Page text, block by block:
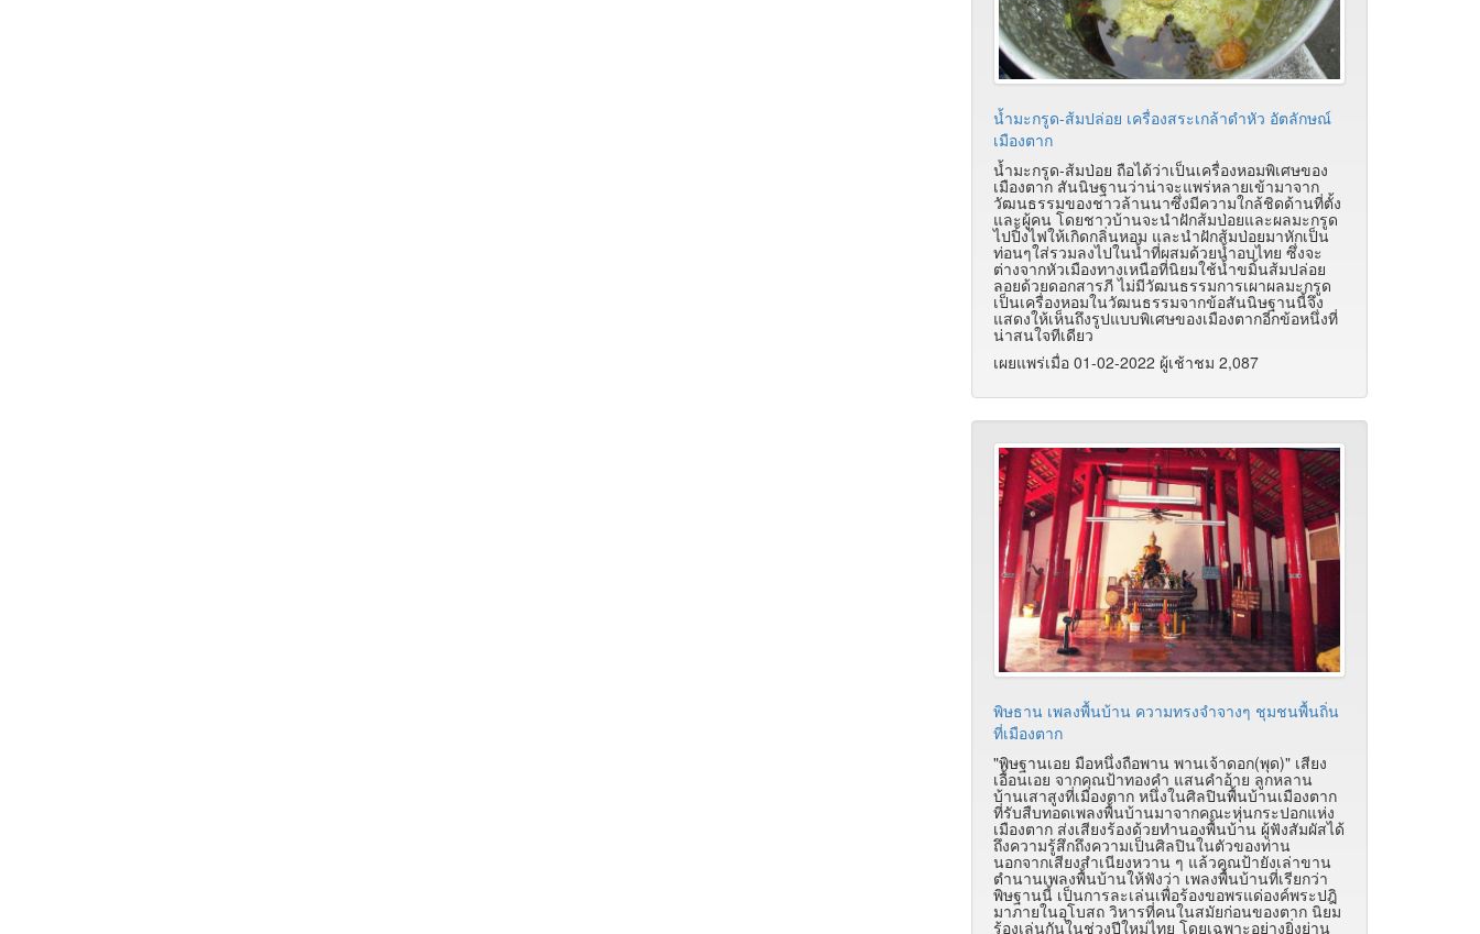
น้ำมะกรูด-ส้มปล่อย เครื่องสระเกล้าดำหัว อัตลักษณ์
เมืองตาก
น้ำมะกรูด-ส้มป่อย ถือได้ว่าเป็นเครื่องหอมพิเศษของ
เมืองตาก สันนิษฐานว่าน่าจะแพร่หลายเข้ามาจาก
วัฒนธรรมของชาวล้านนาซึ่งมีความใกล้ชิดด้านที่ตั้ง
และผู้คน โดยชาวบ้านจะนำฝักส้มป่อยและผลมะกรูด
ไปปิ้งไฟให้เกิดกลิ่นหอม และนำฝักส้มป่อยมาหักเป็น
ท่อนๆใส่รวมลงไปในน้ำที่ผสมด้วยน้ำอบไทย ซึ่งจะ
ต่างจากหัวเมืองทางเหนือที่นิยมใช้น้ำขมิ้นส้มปล่อย
ลอยด้วยดอกสารภี ไม่มีวัฒนธรรมการเผาผลมะกรูด
เป็นเครื่องหอมในวัฒนธรรมจากข้อสันนิษฐานนี้จึง
แสดงให้เห็นถึงรูปแบบพิเศษของเมืองตากอีกข้อหนึ่งที่
น่าสนใจทีเดียว
เผยแพร่เมื่อ 01-02-2022 ผู้เช้าชม 2,087
พิษธาน เพลงพื้นบ้าน ความทรงจำจางๆ ชุมชนพื้นถิ่น
ที่เมืองตาก
"พิษฐานเอย มือหนึ่งถือพาน พานเจ้าดอก(พุด)" เสียง
เอื้อนเอย จากคุณป้าทองคำ แสนคำอ้าย ลูกหลาน
บ้านเสาสูงที่เมืองตาก หนึ่งในศิลปินพื้นบ้านเมืองตาก
ที่รับสืบทอดเพลงพื้นบ้านมาจากคณะหุ่นกระปอกแห่ง
เมืองตาก ส่งเสียงร้องด้วยทำนองพื้นบ้าน ผู้ฟังสัมผัสได้
ถึงความรู้สึกถึงความเป็นศิลปินในตัวของท่าน
นอกจากเสียงสำเนียงหวาน ๆ แล้วคุณป้ายังเล่าขาน
ตำนานเพลงพื้นบ้านให้ฟังว่า เพลงพื้นบ้านที่เรียกว่า
พิษฐานนี้ เป็นการละเล่นเพื่อร้องขอพรแด่องค์พระปฎิ
มาภายในอุโบสถ วิหารที่คนในสมัยก่อนของตาก นิยม
ร้องเล่นกันในช่วงปีใหม่ไทย โดยเฉพาะอย่างยิ่งย่าน